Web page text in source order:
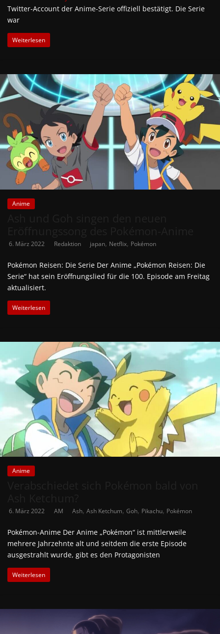
Twitter-Account der Anime-Serie offiziell bestätigt. Die Serie
war
Weiterlesen
Anime
6. März 2022 Redaktion japan, Netflix, Pokémon
Pokémon Reisen: Die Serie Der Anime „Pokémon Reisen: Die
Serie“ hat sein Eröffnungslied für die 100. Episode am Freitag
aktualisiert.
Weiterlesen
Anime
6. März 2022 AM Ash, Ash Ketchum, Goh, Pikachu, Pokémon
Pokémon-Anime Der Anime „Pokémon“ ist mittlerweile
mehrere Jahrzehnte alt und seitdem die erste Episode
ausgestrahlt wurde, gibt es den Protagonisten
Weiterlesen